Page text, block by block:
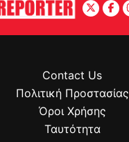
Contact Us
Πολιτική Προστασίας
Όροι Χρήσης
Ταυτότητα